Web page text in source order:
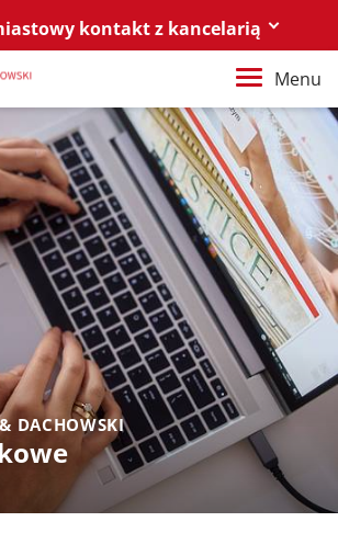
kontakt z kancelarią
Menu
DACHOWSKI